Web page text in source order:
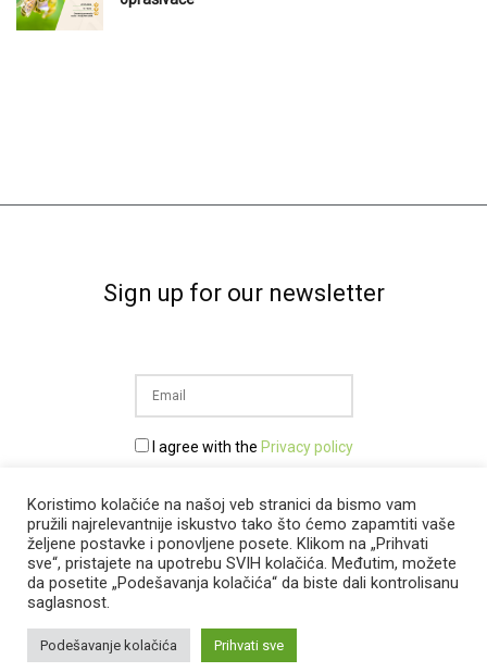
Sign up for our newsletter
I agree with the Privacy policy
Prijava na newsletter
ekonaut.org © 2024 All rights reserved.
Koristimo kolačiće na našoj veb stranici da bismo vam
pružili najrelevantnije iskustvo tako što ćemo zapamtiti vaše
željene postavke i ponovljene posete. Klikom na „Prihvati
sve“, pristajete na upotrebu SVIH kolačića. Međutim, možete
da posetite „Podešavanja kolačića“ da biste dali kontrolisanu
saglasnost.
Podešavanje kolačića Prihvati sve